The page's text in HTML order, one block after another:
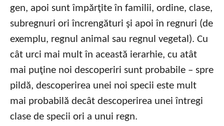
gen, apoi sunt împărţite în familii, ordine, clase,
subregnuri ori încrengături şi apoi în regnuri (de
exemplu, regnul animal sau regnul vegetal). Cu
cât urci mai mult în această ierarhie, cu atât
mai puţine noi descoperiri sunt probabile – spre
pildă, descoperirea unei noi specii este mult
mai probabilă decât descoperirea unei întregi
clase de specii ori a unui regn.